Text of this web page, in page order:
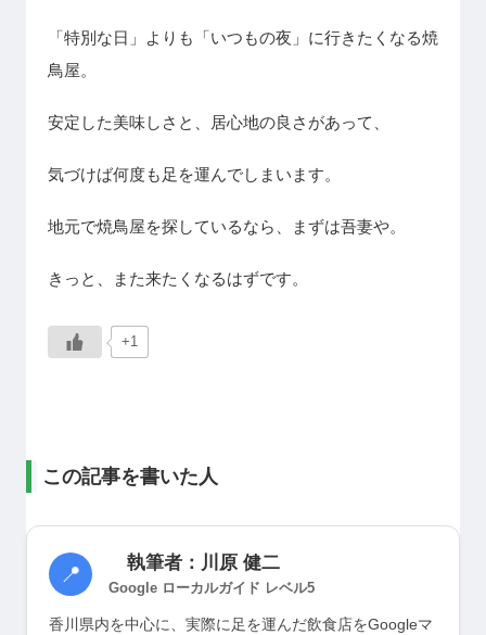
「特別な日」よりも「いつもの夜」に行きたくなる焼
鳥屋。
安定した美味しさと、居心地の良さがあって、
気づけば何度も足を運んでしまいます。
地元で焼鳥屋を探しているなら、まずは吾妻や。
きっと、また来たくなるはずです。
+1
この記事を書いた人
📍 執筆者：川原 健二
Google ローカルガイド レベル5
香川県内を中心に、実際に足を運んだ飲食店をGoogleマ